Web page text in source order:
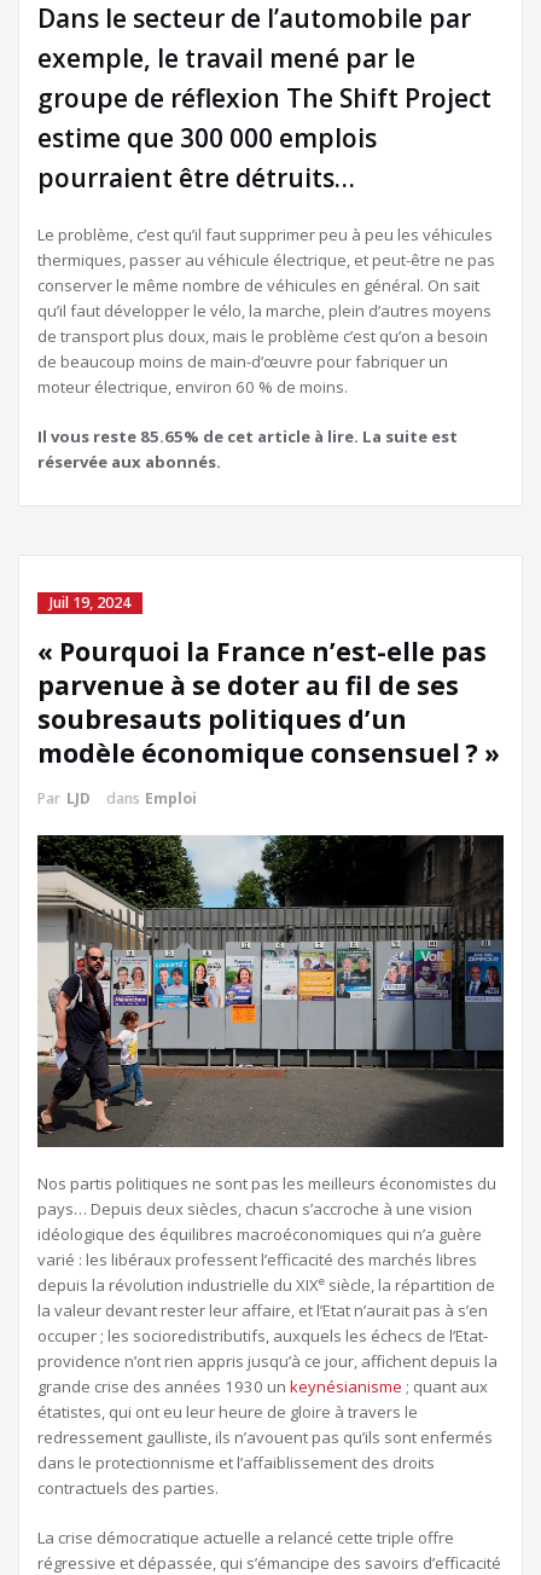
Dans le secteur de l’automobile par
exemple, le travail mené par le
groupe de réflexion The Shift Project
estime que 300 000 emplois
pourraient être détruits…
Le problème, c’est qu’il faut supprimer peu à peu les véhicules
thermiques, passer au véhicule électrique, et peut-être ne pas
conserver le même nombre de véhicules en général. On sait
qu’il faut développer le vélo, la marche, plein d’autres moyens
de transport plus doux, mais le problème c’est qu’on a besoin
de beaucoup moins de main-d’œuvre pour fabriquer un
moteur électrique, environ 60 % de moins.
Il vous reste 85.65% de cet article à lire. La suite est
réservée aux abonnés.
Juil 19, 2024
« Pourquoi la France n’est-elle pas
parvenue à se doter au fil de ses
soubresauts politiques d’un
modèle économique consensuel ? »
Par LJD dans Emploi
Nos partis politiques ne sont pas les meilleurs économistes du
pays… Depuis deux siècles, chacun s’accroche à une vision
idéologique des équilibres macroéconomiques qui n’a guère
varié : les libéraux professent l’efficacité des marchés libres
depuis la révolution industrielle du XIXe siècle, la répartition de
la valeur devant rester leur affaire, et l’Etat n’aurait pas à s’en
occuper ; les socioredistributifs, auxquels les échecs de l’Etat-
providence n’ont rien appris jusqu’à ce jour, affichent depuis la
grande crise des années 1930 un keynésianisme ; quant aux
étatistes, qui ont eu leur heure de gloire à travers le
redressement gaulliste, ils n’avouent pas qu’ils sont enfermés
dans le protectionnisme et l’affaiblissement des droits
contractuels des parties.
La crise démocratique actuelle a relancé cette triple offre
régressive et dépassée, qui s’émancipe des savoirs d’efficacité